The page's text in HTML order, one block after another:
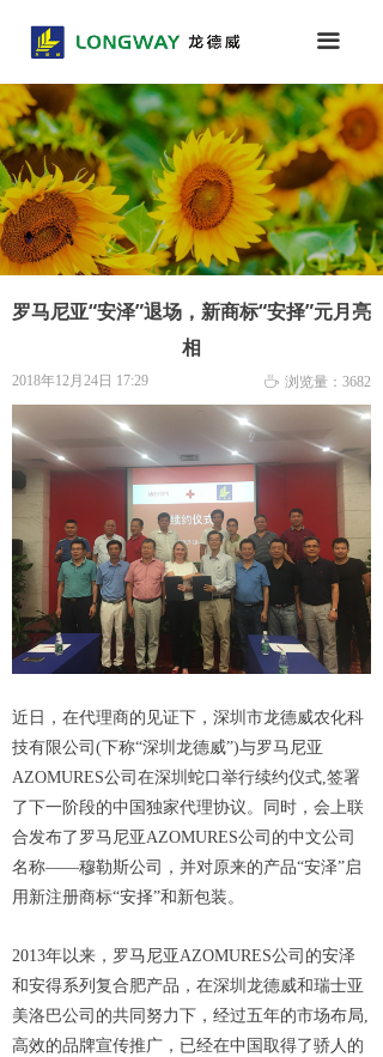
끀
首页
关于我们
产品中心
新闻中心
联系我们
罗马尼亚“安泽”退场，新商标“安择”元月亮
相
近日，在代理商的见证下，深圳市龙德威农化科
技有限公司(下称“深圳龙德威”)与罗马尼亚
AZOMURES公司在深圳蛇口举行续约仪式,签署
了下一阶段的中国独家代理协议。同时，会上联
合发布了罗马尼亚AZOMURES公司的中文公司
名称——穆勒斯公司，并对原来的产品“安泽”启
用新注册商标“安择”和新包装。
2013年以来，罗马尼亚AZOMURES公司的安泽
和安得系列复合肥产品，在深圳龙德威和瑞士亚
美洛巴公司的共同努力下，经过五年的市场布局,
高效的品牌宣传推广，已经在中国取得了骄人的
2018年12月24日 17:29 ꄘ 浏览量： 3682